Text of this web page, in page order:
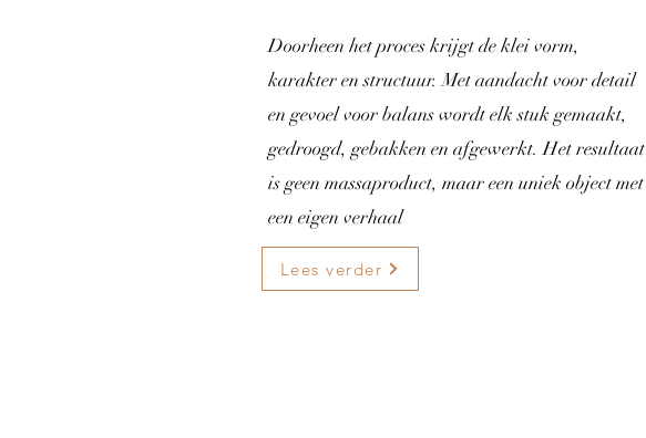
Doorheen het proces krijgt de klei vorm,
karakter en structuur. Met aandacht voor detail
en gevoel voor balans wordt elk stuk gemaakt,
gedroogd, gebakken en afgewerkt. Het resultaat
is geen massaproduct, maar een uniek object met
een eigen verhaal
Lees verder